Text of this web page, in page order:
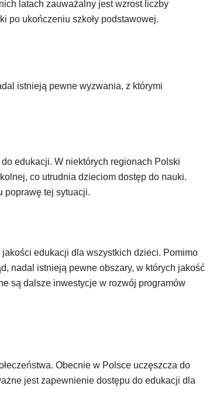
latach zauważalny jest wzrost liczby
po ukończeniu szkoły podstawowej.
istnieją pewne wyzwania, z którymi
edukacji. W niektórych regionach Polski
co utrudnia dzieciom dostęp do nauki.
poprawę tej sytuacji.
edukacji dla wszystkich dzieci. Pomimo
nadal istnieją pewne obszary, w których jakość
są dalsze inwestycje w rozwój programów
Obecnie w Polsce uczęszcza do
jest zapewnienie dostępu do edukacji dla